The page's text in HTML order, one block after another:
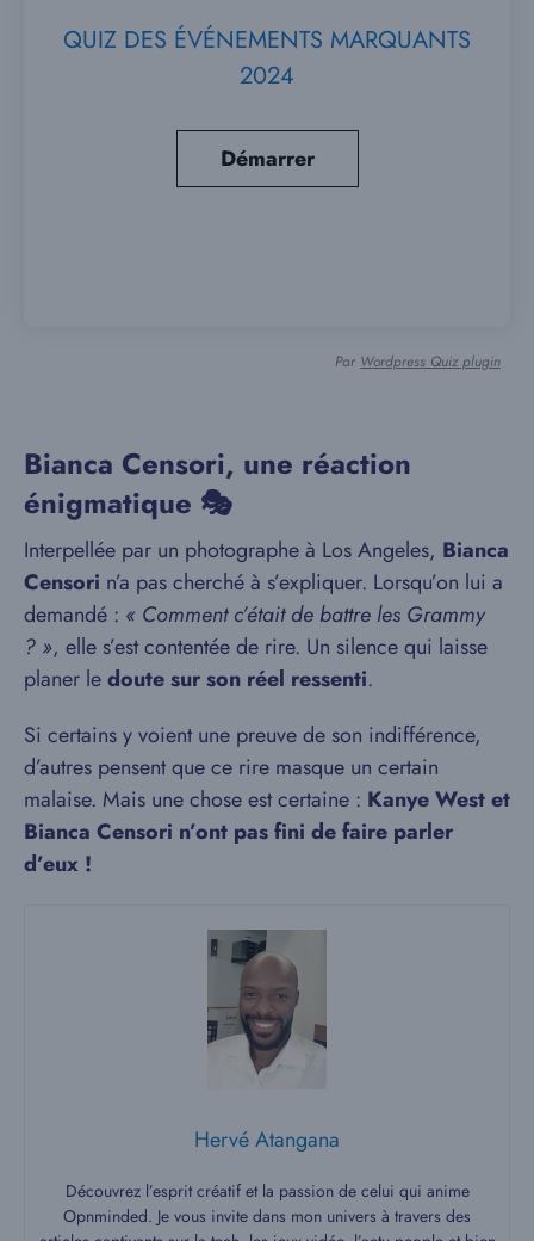
QUIZ DES ÉVÉNEMENTS MARQUANTS
2024
Par Wordpress Quiz plugin
Bianca Censori, une réaction
énigmatique 🎭
Interpellée par un photographe à Los Angeles, Bianca
Censori n’a pas cherché à s’expliquer. Lorsqu’on lui a
demandé : « Comment c’était de battre les Grammy
? », elle s’est contentée de rire. Un silence qui laisse
planer ledoute sur son réel ressenti.
Si certains y voient une preuve de son indifférence,
d’autres pensent que ce rire masque un certain
malaise. Mais une chose est certaine : Kanye West et
Bianca Censori n’ont pas fini de faire parler
d’eux !
Hervé Atangana
Découvrez l’esprit créatif et la passion de celui qui anime
Opnminded. Je vous invite dans mon univers à travers des